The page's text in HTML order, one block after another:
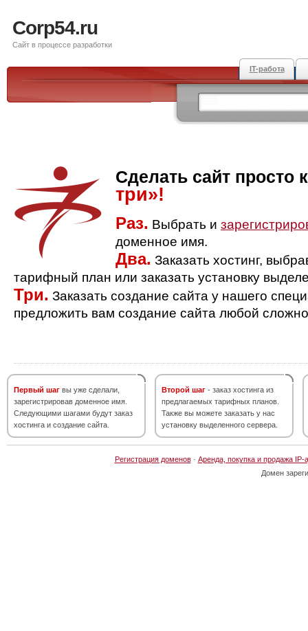
Corp54.ru
Сайт в процессе разработки
IT-работа
Сделать сайт просто
три»!
Раз. Выбрать и
доменное имя.
Два. Заказать хостинг,
тарифный план или заказать установку
Три. Заказать создание сайта у нашего
предложить вам создание сайта любой
Первый шаг вы уже сделали,
зарегистрировав доменное имя.
Следующими шагами будут заказ
хостинга и создание сайта.
Второй шаг - заказ хостинга из
предлагаемых тарифных планов.
Также вы можете заказать у нас
установку выделенного сервера.
Регистрация доменов· Аренда, покупка и продажа IP-
Домен